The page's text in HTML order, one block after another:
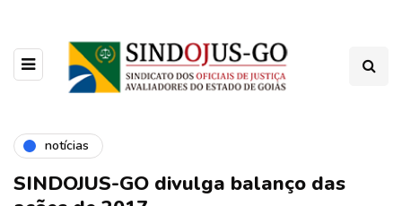
notícias
SINDOJUS-GO divulga balanço das